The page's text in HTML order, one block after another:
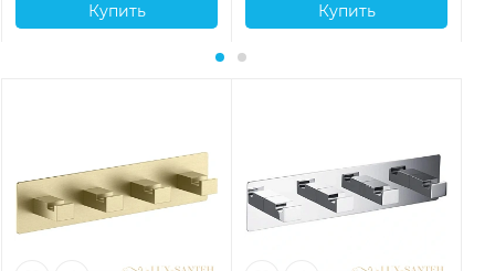
Купить Купить